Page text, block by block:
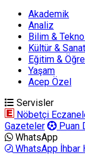
Akademik
Analiz
Bilim &
Kültür & Sanat
Eğitim &
Yaşam
Acep Özel
Servisler
Nöbetçi
Gazeteler
Puan
WhatsApp
WhatsApp İhbar